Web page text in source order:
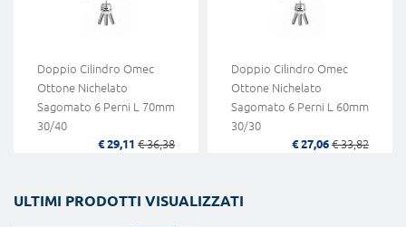
Doppio Cilindro Omec
Ottone Nichelato
Sagomato 6 Perni L 70mm
30/40
€ 29,11 € 36,38
Doppio Cilindro Omec
Ottone Nichelato
Sagomato 6 Perni L 60mm
30/30
€ 27,06 € 33,82
ULTIMI PRODOTTI VISUALIZZATI